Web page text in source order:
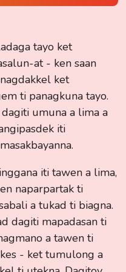
tayo ket
at - ken saan
ket
ti panagkuna tayo.
umuna a lima a
iti
iti tawen a lima,
naparpartak ti
a tukad ti biagna.
dagiti mapadasan ti
a tawen ti
- ket tumulong a